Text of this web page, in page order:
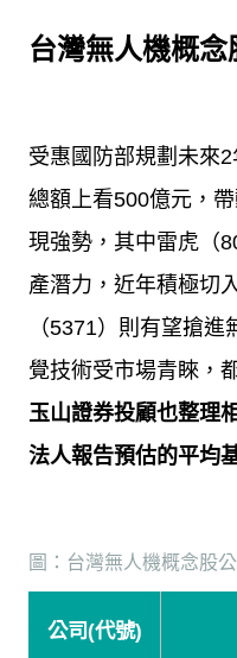
台灣無人機概念
受惠國防部規劃未來2
總額上看500億元，
現強勢，其中雷虎（
產潛力，近年積極切
（5371）則有望搶進
覺技術受市場青睞，
玉山證券投顧也整理
法人報告預估的平均
圖：台灣無人機概念股
公司(代號)